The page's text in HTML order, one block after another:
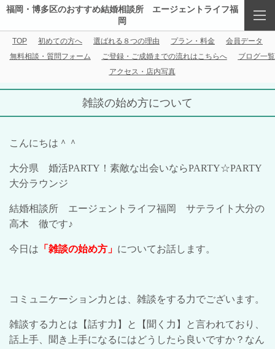
福岡・博多区のおすすめ結婚相談所 エージェントライフ福
岡
TOP 初めての方へ 選ばれる８つの理由 プラン・料金
会員データ
無料相談・質問フォーム
ご登録・ご成婚までの流れはこちらへ
ブログ一覧
アクセス・店内写真
雑談の始め方について
こんにちは＾＾
大分県 婚活PARTY ！素敵な出会いならPARTY☆PARTY
大分ラウンジ
結婚相談所 エージェントライフ福岡 サテライト大分の
高木 徹です♪
今日は 「雑談の始め方」 についてお話します。
コミュニケーション力とは、雑談をする力でございます。
雑談する力とは【話す力】と【聞く力】と言われており、
話上手、聞き上手になるにはどうしたら良いですか？なん